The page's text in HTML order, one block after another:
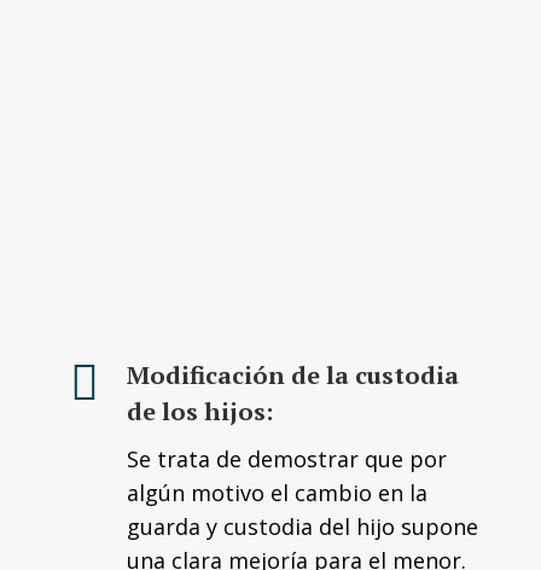
Modificación de la custodia
de los hijos:
Se trata de demostrar que por
algún motivo el cambio en la
guarda y custodia del hijo supone
una clara mejoría para el menor.